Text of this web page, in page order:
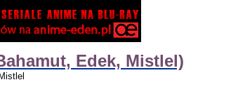
Edek, Mistlel)